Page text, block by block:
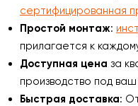
сертифицированная
Простой монтаж:
прилагается к
Доступная цена за
производство под
Быстрая доставка: